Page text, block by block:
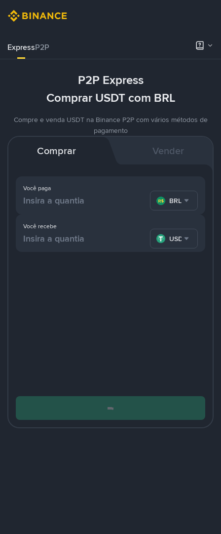
ExpressP2P
P2P Express
Comprar USDT com BRL
Compre e venda USDT na Binance P2P com vários métodos de
pagamento
Comprar Vender
Você paga
BRL
Você recebe
USDT